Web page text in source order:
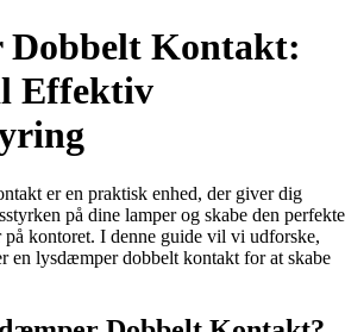
Dobbelt Kontakt:
Effektiv
er en praktisk enhed, der giver dig
på dine lamper og skabe den perfekte
kontoret. I denne guide vil vi udforske,
en lysdæmper dobbelt kontakt for at skabe